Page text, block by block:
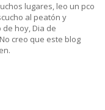
lugares, leo un pco
al peatón y
hoy, Dia de
creo que este blog